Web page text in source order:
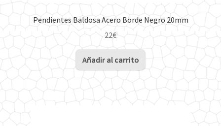
Pendientes Baldosa Acero Borde Negro 20mm
22€
Añadir al carrito